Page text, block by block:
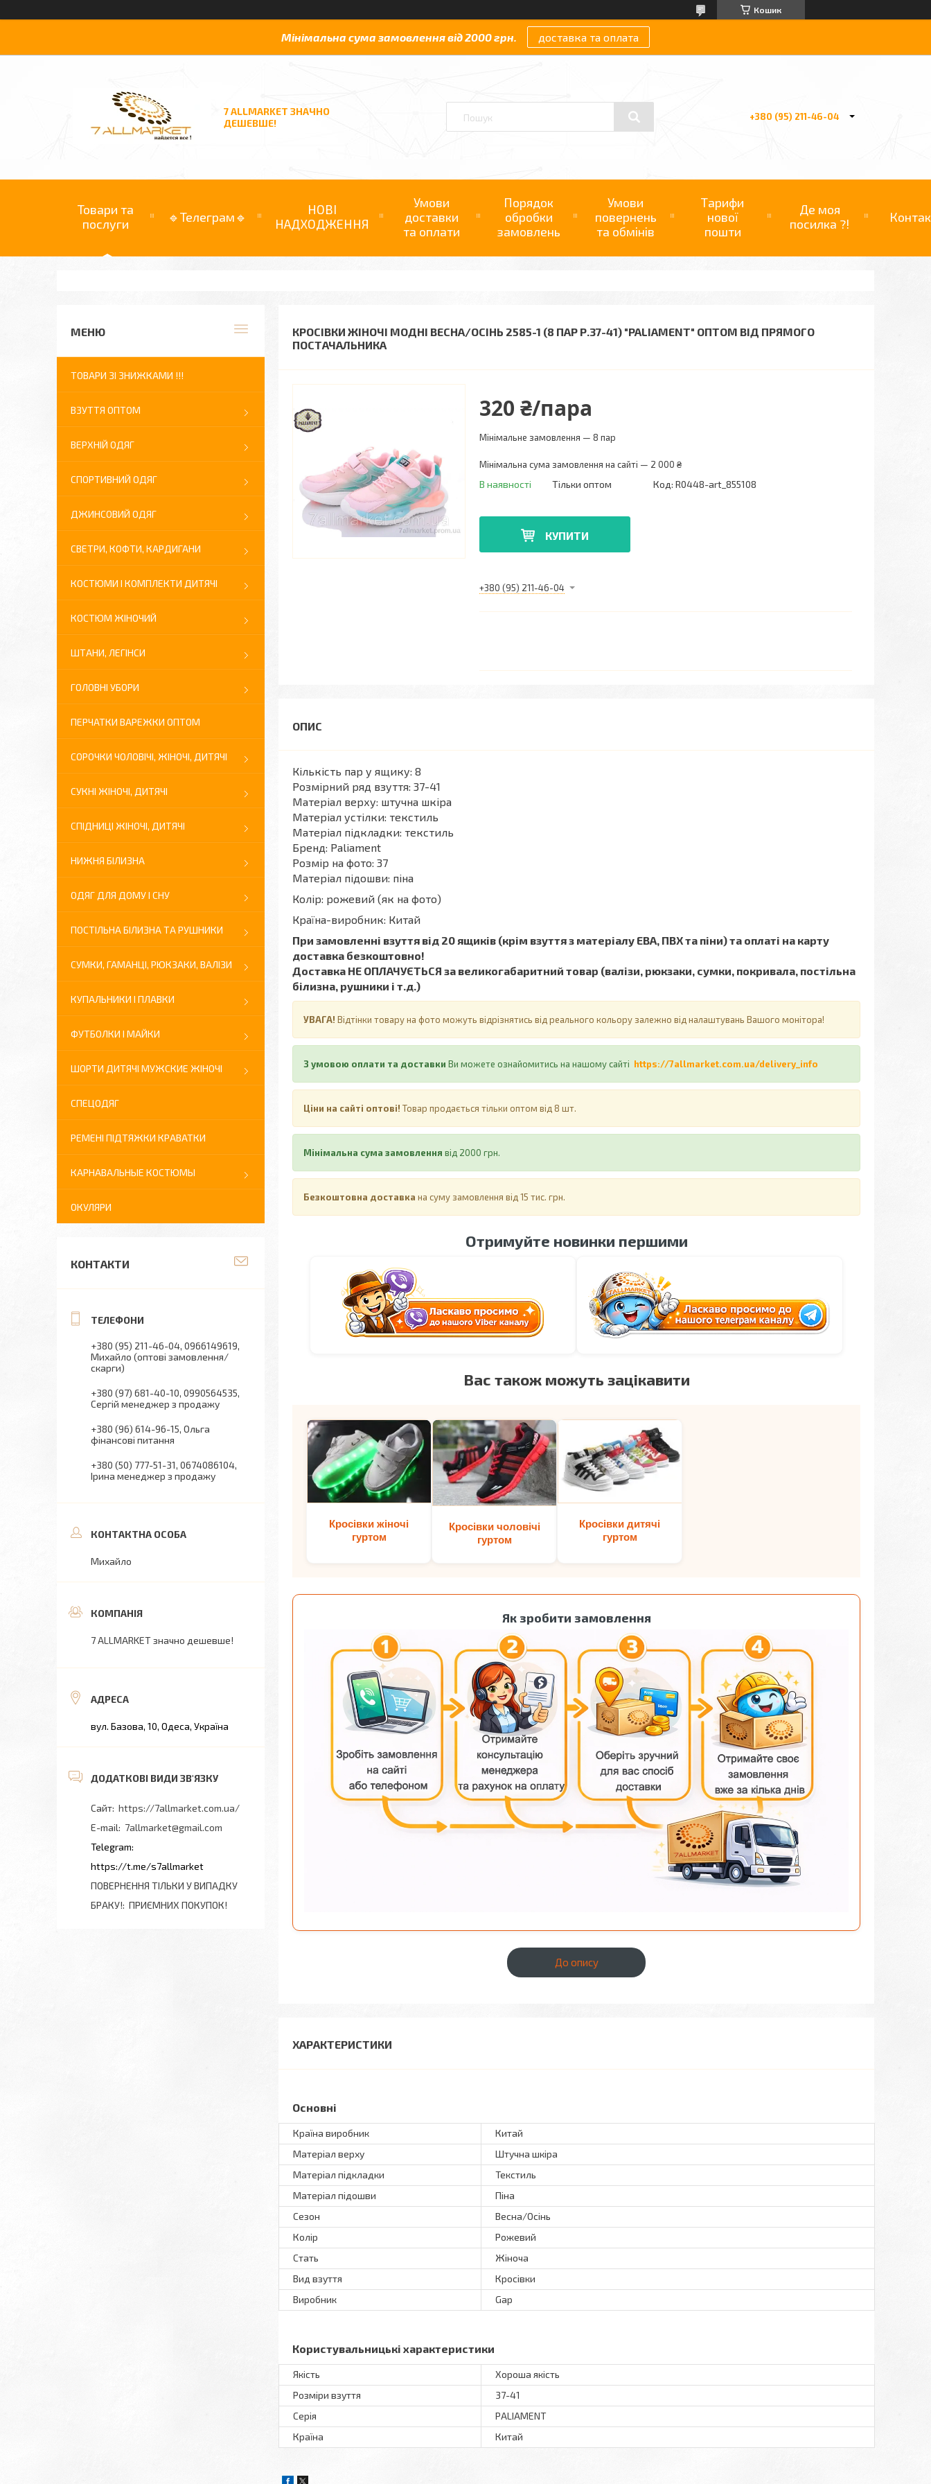
Кошик
Мінімальна сума замовлення від 2000 грн. доставка та оплата
7 ALLMARKET ЗНАЧНО
ДЕШЕВШЕ!
+380 (95) 211-46-04
Товари та
послуги
🔹Телеграм🔹
НОВІ
НАДХОДЖЕННЯ
Умови
доставки
та оплати
Порядок
обробки
замовлень
Умови
повернень
та обмінів
Тарифи
нової
пошти
Де моя
посилка ?!
КРОСІВКИ ЖІНОЧІ МОДНІ ВЕСНА/ОСІНЬ 2585-1 (8 ПАР Р.37-41) "PALIAMENT" ОПТОМ ВІД ПРЯМОГО
ПОСТАЧАЛЬНИКА
320 ₴/пара
Мінімальне замовлення — 8 пар
Мінімальна сума замовлення на сайті — 2 000 ₴
В наявності Тільки оптом Код: R0448-art_855108
КУПИТИ
+380 (95) 211-46-04
Кількість пар у ящику: 8
Розмірний ряд взуття: 37-41
Матеріал верху: штучна шкіра
Матеріал устілки: текстиль
Матеріал підкладки: текстиль
Бренд: Paliament
Розмір на фото: 37
Матеріал підошви: піна
Колір: рожевий (як на фото)
Країна-виробник: Китай
При замовленні взуття від 20 ящиків (крім взуття з матеріалу ЕВА, ПВХ та піни) та оплаті на карту
доставка безкоштовно!
Доставка НЕ ​​ОПЛАЧУЄТЬСЯ за великогабаритний товар (валізи, рюкзаки, сумки, покривала, постільна
білизна, рушники і т.д.)
УВАГА! Відтінки товару на фото можуть відрізнятись від реального кольору залежно від налаштувань Вашого монітора!
З умовою оплати та доставки Ви можете ознайомитись на нашому сайті https://7allmarket.com.ua/delivery_info
Ціни на сайті оптові! Товар продається тільки оптом від 8 шт.
Мінімальна сума замовлення від 2000 грн.
Безкоштовна доставка на суму замовлення від 15 тис. грн.
Отримуйте новинки першими
Вас також можуть зацікавити
Кросівки жіночі
гуртом
Кросівки чоловічі
гуртом
Кросівки дитячі
гуртом
Як зробити замовлення
До опису
ХАРАКТЕРИСТИКИ
Основні
Країна виробник
Китай
Матеріал верху
Штучна шкіра
Матеріал підкладки
Текстиль
Матеріал підошви
Піна
Сезон
Весна/Осінь
Колір
Рожевий
Стать
Жіноча
Вид взуття
Кросівки
Виробник
Gap
Користувальницькі характеристики
Якість
Хороша якість
Розміри взуття
37-41
Серія
PALIAMENT
Країна
Китай
ТОВАРИ ЗІ ЗНИЖКАМИ !!!
ВЗУТТЯ ОПТОМ
ВЕРХНІЙ ОДЯГ
СПОРТИВНИЙ ОДЯГ
ДЖИНСОВИЙ ОДЯГ
СВЕТРИ, КОФТИ, КАРДИГАНИ
КОСТЮМИ І КОМПЛЕКТИ ДИТЯЧІ
КОСТЮМ ЖІНОЧИЙ
ШТАНИ, ЛЕГІНСИ
ГОЛОВНІ УБОРИ
ПЕРЧАТКИ ВАРЕЖКИ ОПТОМ
СОРОЧКИ ЧОЛОВІЧІ, ЖІНОЧІ, ДИТЯЧІ
СУКНІ ЖІНОЧІ, ДИТЯЧІ
СПІДНИЦІ ЖІНОЧІ, ДИТЯЧІ
НИЖНЯ БІЛИЗНА
ОДЯГ ДЛЯ ДОМУ І СНУ
ПОСТІЛЬНА БІЛИЗНА ТА РУШНИКИ
СУМКИ, ГАМАНЦІ, РЮКЗАКИ, ВАЛІЗИ
КУПАЛЬНИКИ І ПЛАВКИ
ФУТБОЛКИ І МАЙКИ
ШОРТИ ДИТЯЧІ МУЖСКИЕ ЖІНОЧІ
СПЕЦОДЯГ
РЕМЕНІ ПІДТЯЖКИ КРАВАТКИ
КАРНАВАЛЬНЫЕ КОСТЮМЫ
ОКУЛЯРИ
КОНТАКТИ
+380 (95) 211-46-04 0966149619
Михайло (оптові замовлення/
скарги)
+380 (97) 681-40-10 0990564535
Сергій менеджер з продажу
+380 (96) 614-96-15 Ольга
фінансові питання
+380 (50) 777-51-31 0674086104
Ірина менеджер з продажу
Михайло
7 ALLMARKET значно дешевше!
вул. Базова, 10, Одеса, Україна
https://7allmarket.com.ua/
7allmarket@gmail.com
https://t.me/s7allmarket
ПОВЕРНЕННЯ ТІЛЬКИ У ВИПАДКУ
БРАКУ! ПРИЄМНИХ ПОКУПОК!